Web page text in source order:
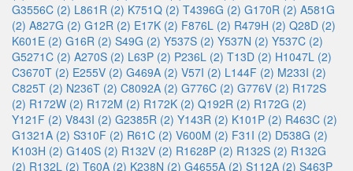
G3556C (2) L861R (2) K751Q (2) T4396G (2) G170R (2) A581G
(2) A827G (2) G12R (2) E17K (2) F876L (2) R479H (2) Q28D (2)
K601E (2) G16R (2) S49G (2) Y537S (2) Y537N (2) Y537C (2)
G5271C (2) A270S (2) L63P (2) P236L (2) T13D (2) H1047L (2)
C3670T (2) E255V (2) G469A (2) V57I (2) L144F (2) M233I (2)
C825T (2) N236T (2) C8092A (2) G776C (2) G776V (2) R172S
(2) R172W (2) R172M (2) R172K (2) Q192R (2) R172G (2)
Y121F (2) V843I (2) G2385R (2) Y143R (2) K101P (2) R463C (2)
G1321A (2) S310F (2) R61C (2) V600M (2) F31I (2) D538G (2)
K103H (2) G140S (2) R132V (2) R1628P (2) R132S (2) R132G
(2) R132L (2) T60A (2) K238N (2) G4655A (2) S112A (2) S463P